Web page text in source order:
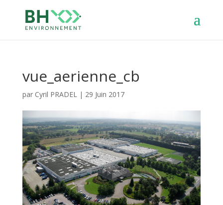
vue_aerienne_cb
par Cyril PRADEL| 29 Juin 2017